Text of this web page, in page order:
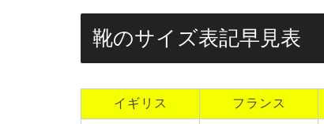
靴のサイズ表記早見表
イギリス フランス